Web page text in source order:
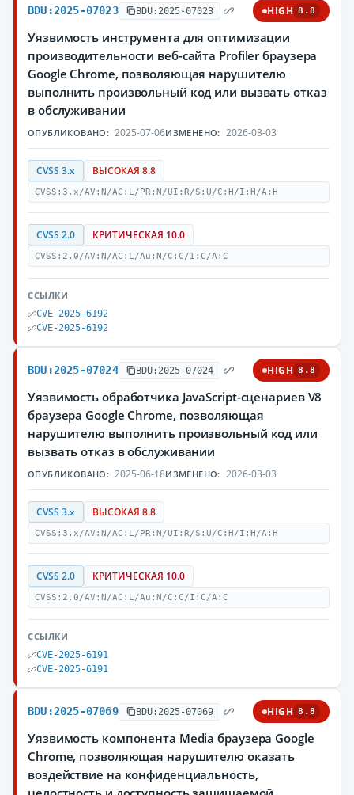
BDU:2025-07023 BDU:2025-07023 HIGH 8.8
Уязвимость инструмента для оптимизации
производительности веб-сайта Profiler браузера
Google Chrome, позволяющая нарушителю
выполнить произвольный код или вызвать отказ
в обслуживании
ОПУБЛИКОВАНО: 2025-07-06ИЗМЕНЕНО: 2026-03-03
CVSS 3.x ВЫСОКАЯ 8.8
CVSS:3.x/AV:N/AC:L/PR:N/UI:R/S:U/C:H/I:H/A:H
CVSS 2.0 КРИТИЧЕСКАЯ 10.0
CVSS:2.0/AV:N/AC:L/Au:N/C:C/I:C/A:C
ССЫЛКИ
CVE-2025-6192
CVE-2025-6192
BDU:2025-07024 BDU:2025-07024 HIGH 8.8
Уязвимость обработчика JavaScript-сценариев V8
браузера Google Chrome, позволяющая
нарушителю выполнить произвольный код или
вызвать отказ в обслуживании
ОПУБЛИКОВАНО: 2025-06-18ИЗМЕНЕНО: 2026-03-03
CVSS 3.x ВЫСОКАЯ 8.8
CVSS:3.x/AV:N/AC:L/PR:N/UI:R/S:U/C:H/I:H/A:H
CVSS 2.0 КРИТИЧЕСКАЯ 10.0
CVSS:2.0/AV:N/AC:L/Au:N/C:C/I:C/A:C
ССЫЛКИ
CVE-2025-6191
CVE-2025-6191
BDU:2025-07069 BDU:2025-07069 HIGH 8.8
Уязвимость компонента Media браузера Google
Chrome, позволяющая нарушителю оказать
воздействие на конфиденциальность,